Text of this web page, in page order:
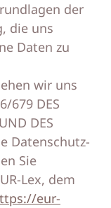
der
die uns
Daten zu
wir uns
679 DES
DES
Datenschutz-
Sie
Lex, dem
eur-